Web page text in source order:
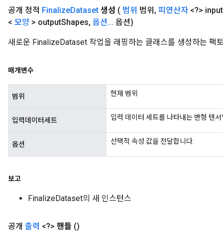
공개 정적 FinalizeDataset 생성 ( 범위 범위 , 피연산자 <?> input
< 모양 > outputShapes, 옵션... 옵션)
새로운 FinalizeDataset 작업을 래핑하는 클래스를 생성하는 팩
매개변수
범위 현재 범위
입력데이터세트 입력 데이터 세트를 나타내는 변형 텐
옵션 선택적 속성 값을 전달합니다.
보고
FinalizeDataset의 새 인스턴스
공개 출력 <?> 핸들 ()